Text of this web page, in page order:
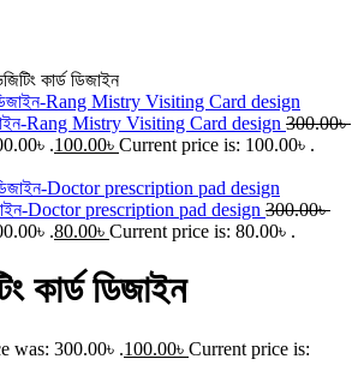
কার্ড ডিজাইন
ডিজাইন-Rang Mistry Visiting Card design 300.00৳
.100.00৳ Current price is: 100.00৳ .
Doctor prescription pad design 300.00৳
.80.00৳ Current price is: 80.00৳ .
কার্ড ডিজাইন
was: 300.00৳ .100.00৳ Current price is: